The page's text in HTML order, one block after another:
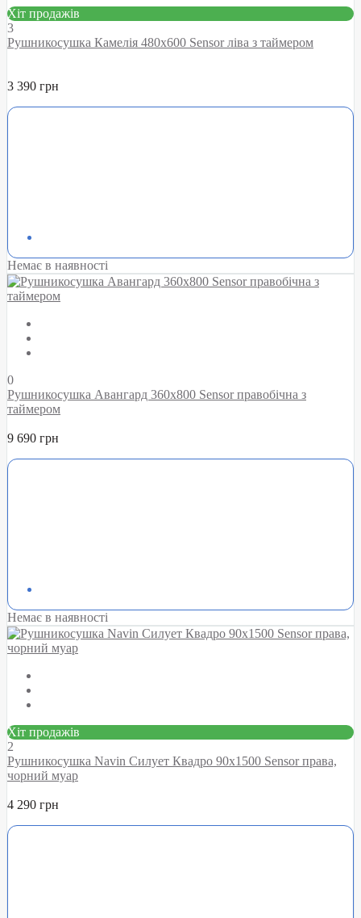
Хіт продажів
3
Рушникосушка Камелія 480х600 Sensor ліва з таймером
3 390 грн
Немає в наявності
0
Рушникосушка Авангард 360х800 Sensor правобічна з
таймером
9 690 грн
Немає в наявності
Хіт продажів
2
Рушникосушка Navin Силует Квадро 90х1500 Sensor права,
чорний муар
4 290 грн